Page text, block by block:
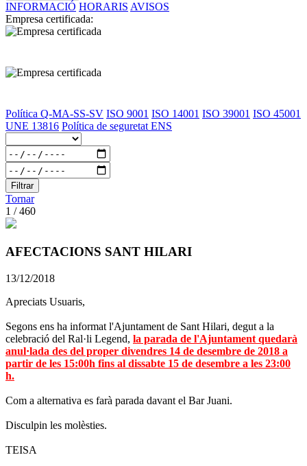
INFORMACIÓ HORARIS AVISOS
Empresa certificada:
Política Q-MA-SS-SV ISO 9001 ISO 14001 ISO 39001 ISO 45001
UNE 13816 Política de seguretat ENS
Filtrar
Tornar
1 / 460
AFECTACIONS SANT HILARI
13/12/2018
Apreciats Usuaris,
Segons ens ha informat l'Ajuntament de Sant Hilari, degut a la
celebració del Ral·li Legend, la parada de l'Ajuntament quedarà
anul·lada des del proper divendres 14 de desembre de 2018 a
partir de les 15:00h fins al dissabte 15 de desembre a les 23:00
h.
Com a alternativa es farà parada davant el Bar Juani.
Disculpin les molèsties.
TEISA